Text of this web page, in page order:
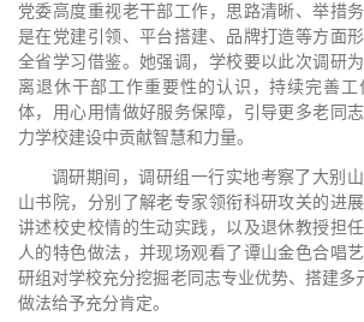
党委高度重视老干部工作，思路清晰、举措
是在党建引领、平台搭建、品牌打造等方面
全省学习借鉴。她强调，学校要以此次调研
离退休干部工作重要性的认识，持续完善
体，用心用情做好服务保障，引导更多老同
力学校建设中贡献智慧和力量。
调研期间，调研组一行实地考察了大别
山书院，分别了解老专家领衔科研攻关的进
讲述校史校情的生动实践，以及退休教授担
人的特色做法，并现场观看了谭山金色合唱
研组对学校充分挖掘老同志专业优势、搭建多
做法给予充分肯定。